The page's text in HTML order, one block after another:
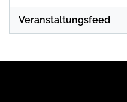
Veranstaltungsfeed